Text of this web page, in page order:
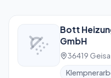
Bott
GmbH
36419 Geisa